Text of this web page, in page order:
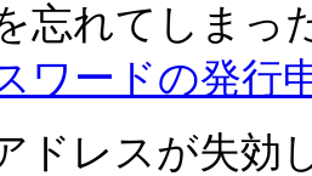
忘れてしまっ
ワードの発行
ドレスが失効